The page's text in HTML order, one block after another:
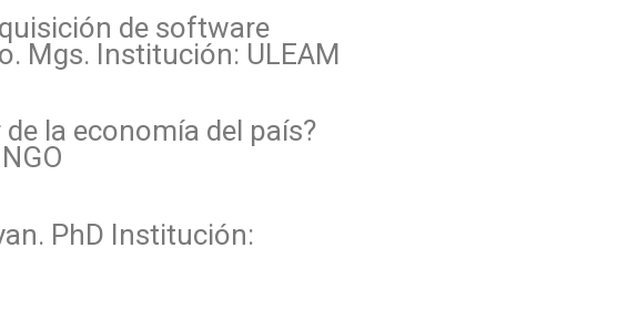
de software
Mgs. Institución: ULEAM
la economía del país?
PhD Institución: